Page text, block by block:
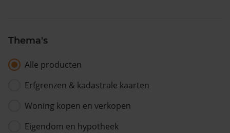
Thema's
Alle producten
Erfgrenzen & kadastrale kaarten
Woning kopen en verkopen
Eigendom en hypotheek